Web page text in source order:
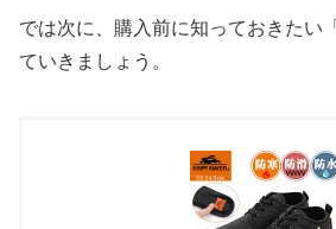
では次に、購入前に知っておきたい「
ていきましょう。